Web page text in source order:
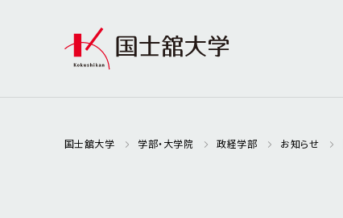
国士舘大学 学部・大学院 政経学部 お知らせ